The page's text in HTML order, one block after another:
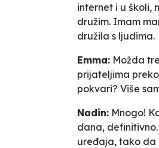
internet i u školi,
družim. Imam
družila s ljudima.
Emma: Možda
prijateljima
pokvari? Više
Nadin: Mnogo!
dana,
uređaja, tako da